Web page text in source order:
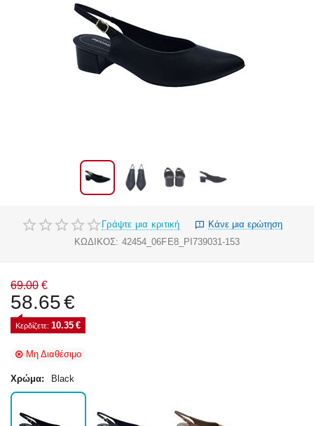
Γράψτε μια κριτική
Κάνε μια ερώτηση
ΚΩΔΙΚΟΣ: 42454_06FE8_PI739031-153
69.00 €
58.65€
Κερδίζετε: 10.35 €
Μη Διαθέσιμο
Χρώμα: Black